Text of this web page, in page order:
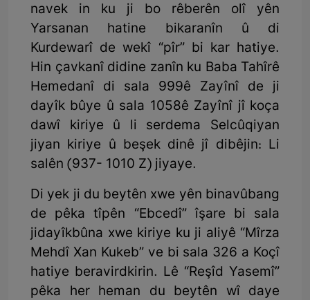
navek in ku ji bo rêberên olî yên
Yarsanan hatine bikaranîn û di
Kurdewarî de wekî “pîr” bi kar hatiye.
Hin çavkanî didine zanîn ku Baba Tahîrê
Hemedanî di sala 999ê Zayînî de ji
dayîk bûye û sala 1058ê Zayînî jî koça
dawî kiriye û li serdema Selcûqiyan
jiyan kiriye û beşek dinê jî dibêjin: Li
salên (937- 1010 Z) jiyaye.
Di yek ji du beytên xwe yên binavûbang
de pêka tîpên “Ebcedî” îşare bi sala
jidayîkbûna xwe kiriye ku ji aliyê “Mîrza
Mehdî Xan Kukeb” ve bi sala 326 a Koçî
hatiye beravirdkirin. Lê “Reşîd Yasemî”
pêka her heman du beytên wî daye